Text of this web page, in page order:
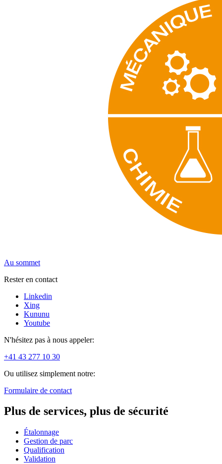
Au sommet
Rester en contact
Linkedin
Xing
Kununu
Youtube
N'hésitez pas à nous appeler:
+41 43 277 10 30
Ou utilisez simplement notre:
Formulaire de contact
Plus de services, plus de sécurité
Étalonnage
Gestion de parc
Qualification
Validation